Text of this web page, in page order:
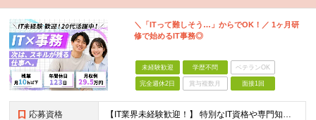
＼「ITって難しそう…」からでOK！／ 1ヶ月研
修で始めるIT事務◎
未経験歓迎 学歴不問 ベテランOK
完全週休2日 賞与複数月 面接1回
応募資格 【IT業界未経験歓迎！】 特別なIT資格や専門知識は必要ありません。 ・学歴不問（文系・理系不問） ・第二新卒、既卒の方も歓迎 ・20代を中心に幅広い年代が活躍中 ・基本的なPC操作ができる方 ・タ